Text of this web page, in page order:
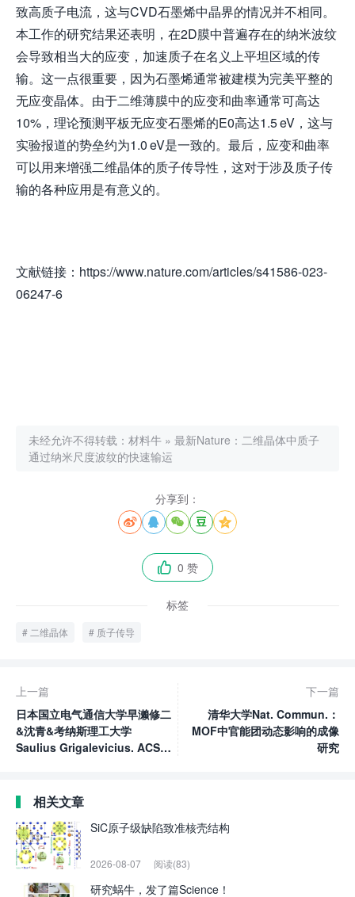
致高质子电流，这与CVD石墨烯中晶界的情况并不相同。
本工作的研究结果还表明，在2D膜中普遍存在的纳米波纹
会导致相当大的应变，加速质子在名义上平坦区域的传
输。这一点很重要，因为石墨烯通常被建模为完美平整的
无应变晶体。由于二维薄膜中的应变和曲率通常可高达
10%，理论预测平板无应变石墨烯的E0高达1.5 eV，这与
实验报道的势垒约为1.0 eV是一致的。最后，应变和曲率
可以用来增强二维晶体的质子传导性，这对于涉及质子传
输的各种应用是有意义的。
文献链接：https://www.nature.com/articles/s41586-023-
06247-6
未经允许不得转载： 材料牛 » 最新Nature：二维晶体中质子
通过纳米尺度波纹的快速输运
分享到：
    
 0 赞
标签
二维晶体 质子传导
上一篇
日本国立电气通信大学早濑修二
&沈青&考纳斯理工大学
Saulius Grigalevicius. ACS
铅钙钛矿太阳能电池的效率提升
下一篇
清华大学Nat. Commun.：
MOF中官能团动态影响的成像
研究
相关文章
SiC原子级缺陷致准核壳结构
2026-08-07 阅读(83)
研究蜗牛，发了篇Science！